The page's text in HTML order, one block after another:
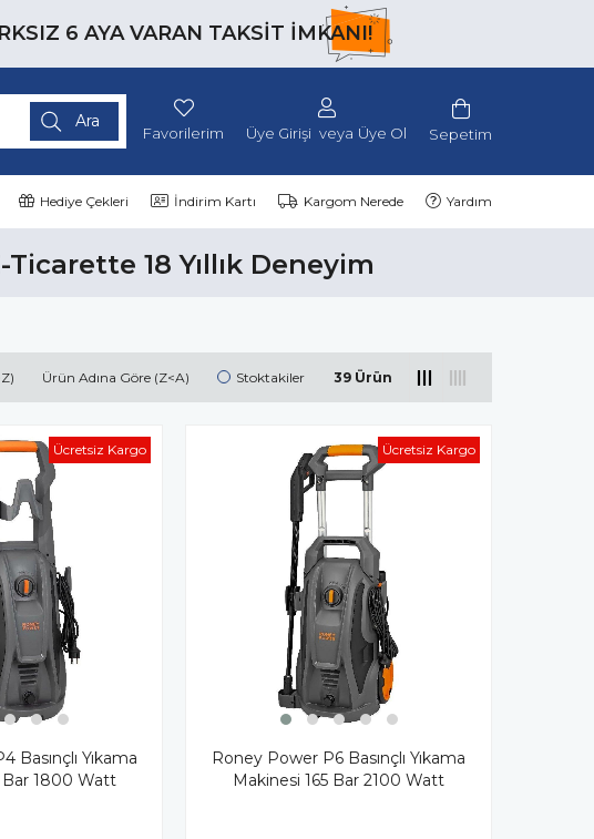
6 AYA VARAN TAKSİT İMKANI!
Sepetim
Üye Girişi Üye Ol
Favorilerim
Hediye Çekleri İndirim Kartı Kargom Nerede Yardım
Ticarette 18 Yıllık Deneyim
Ürün Adına Göre (Z<A) Stoktakiler 39 Ürün
Basınçlı Yıkama
Bar 1800 Watt
Ücretsiz Kargo
Roney Power P6 Basınçlı Yıkama
Makinesi 165 Bar 2100 Watt
Ücretsiz Kargo